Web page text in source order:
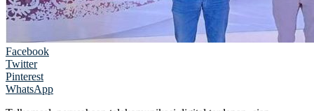
Facebook
Twitter
Pinterest
WhatsApp